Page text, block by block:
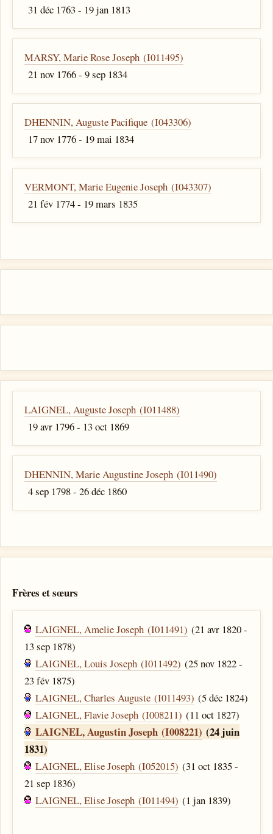
31 déc 1763 - 19 jan 1813
MARSY, Marie Rose Joseph (I011495)
21 nov 1766 - 9 sep 1834
DHENNIN, Auguste Pacifique (I043306)
17 nov 1776 - 19 mai 1834
VERMONT, Marie Eugenie Joseph (I043307)
21 fév 1774 - 19 mars 1835
LAIGNEL, Auguste Joseph (I011488)
19 avr 1796 - 13 oct 1869
DHENNIN, Marie Augustine Joseph (I011490)
4 sep 1798 - 26 déc 1860
Frères et sœurs
LAIGNEL, Amelie Joseph (I011491) (21 avr 1820 -
13 sep 1878)
LAIGNEL, Louis Joseph (I011492) (25 nov 1822 -
23 fév 1875)
LAIGNEL, Charles Auguste (I011493) (5 déc 1824)
LAIGNEL, Flavie Joseph (I008211) (11 oct 1827)
LAIGNEL, Augustin Joseph (I008221) (24 juin
1831)
LAIGNEL, Elise Joseph (I052015) (31 oct 1835 -
21 sep 1836)
LAIGNEL, Elise Joseph (I011494) (1 jan 1839)